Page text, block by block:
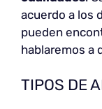
acuerdo a los
pueden
hablaremos a
TIPOS DE